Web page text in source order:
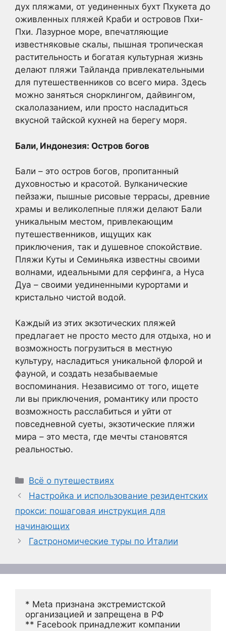
дух пляжами, от уединенных бухт Пхукета до
оживленных пляжей Краби и островов Пхи-
Пхи. Лазурное море, впечатляющие
известняковые скалы, пышная тропическая
растительность и богатая культурная жизнь
делают пляжи Тайланда привлекательными
для путешественников со всего мира. Здесь
можно заняться снорклингом, дайвингом,
скалолазанием, или просто насладиться
вкусной тайской кухней на берегу моря.
Бали, Индонезия: Остров богов
Бали – это остров богов, пропитанный
духовностью и красотой. Вулканические
пейзажи, пышные рисовые террасы, древние
храмы и великолепные пляжи делают Бали
уникальным местом, привлекающим
путешественников, ищущих как
приключения, так и душевное спокойствие.
Пляжи Куты и Семиньяка известны своими
волнами, идеальными для серфинга, а Нуса
Дуа – своими уединенными курортами и
кристально чистой водой.
Каждый из этих экзотических пляжей
предлагает не просто место для отдыха, но и
возможность погрузиться в местную
культуру, насладиться уникальной флорой и
фауной, и создать незабываемые
воспоминания. Независимо от того, ищете
ли вы приключения, романтику или просто
возможность расслабиться и уйти от
повседневной суеты, экзотические пляжи
мира – это места, где мечты становятся
реальностью.
Рубрики
Всё о путешествиях
Настройка и использование резидентских
прокси: пошаговая инструкция для
начинающих
Гастрономические туры по Италии
* Meta признана экстремистской
организацией и запрещена в РФ
** Facebook принадлежит компании